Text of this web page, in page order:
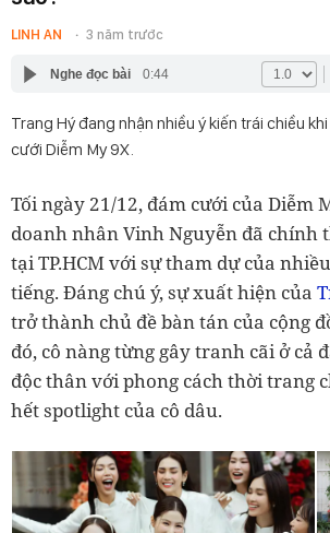
LINH AN 3 năm trước
Nghe đọc bài 0:44
Trang Hý đang nhận nhiều ý kiến trái chiều
cưới Diễm My 9X.
Tối ngày 21/12, đám cưới của Diễm
doanh nhân Vinh Nguyễn đã chính
tại TP.HCM với sự tham dự của
tiếng. Đáng chú ý, sự xuất hiện của
trở thành chủ đề bàn tán của cộng
đó, cô nàng từng gây tranh cãi ở cả
độc thân với phong cách thời trang
hết spotlight của cô dâu.